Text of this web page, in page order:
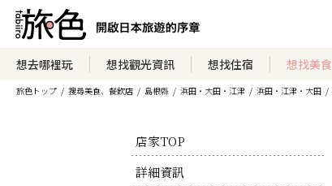
想去哪裡玩 想找觀光資訊 想找住宿 想找美食
旅色トップ 搜尋美食、餐飲店 島根縣 浜田・大田・江津 浜田・江津・大田
店家TOP
詳細資訊